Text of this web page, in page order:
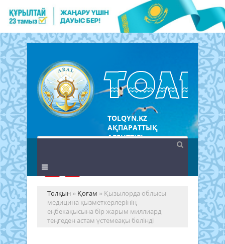
TOLQYN.KZ
АҚПАРАТТЫҚ
АГЕНТТІГІ
Толқын » Қоғам » Қызылорда облысы
медицина қызметкерлерінің
еңбекақысына бір жарым миллиард
теңгеден астам үстемеақы бөлінді